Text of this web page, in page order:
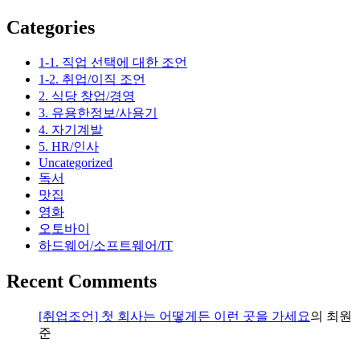
심
Categories
1-1. 직업 선택에 대한 조언
1-2. 취업/이직 조언
2. 식당 창업/경영
3. 유용한정보/사용기
4. 자기계발
5. HR/인사
Uncategorized
독서
맛집
영화
오토바이
하드웨어/소프트웨어/IT
Recent Comments
[취업조언] 첫 회사는 어떻게든 이런 곳을 가세요의 최원
준